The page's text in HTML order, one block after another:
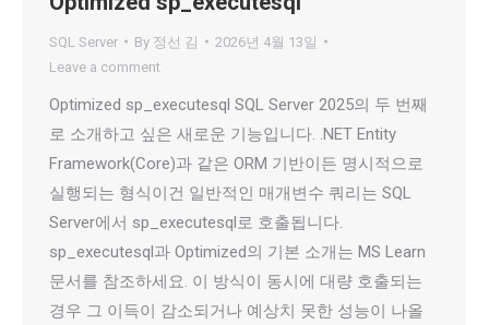
SQL Server By 정선 김
2026년 4월 13일
Leave a comment
Optimized sp_executesql SQL Server 2025의 두 번째
로 소개하고 싶은 새로운 기능입니다. .NET Entity
Framework(Core)과 같은 ORM 기반이든 명시적으로
실행되는 형식이건 일반적인 매개변수 쿼리는 SQL
Server에서 sp_executesql로 호출됩니다.
sp_executesql과 Optimized의 기본 소개는 MS Learn
문서를 참조하세요. 이 방식이 동시에 대량 호출되는
경우 그 이득이 감소되거나 예상치 못한 성능이 나올